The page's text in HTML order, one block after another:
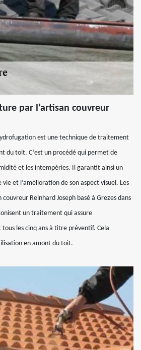
par l’artisan couvreur
est une technique de traitement
du toit. C’est un procédé qui permet de
et les intempéries. Il garantit ainsi un
et l’amélioration de son aspect visuel. Les
Reinhard Joseph basé à Grezes dans
un traitement qui assure
les cinq ans à titre préventif. Cela
en amont du toit.